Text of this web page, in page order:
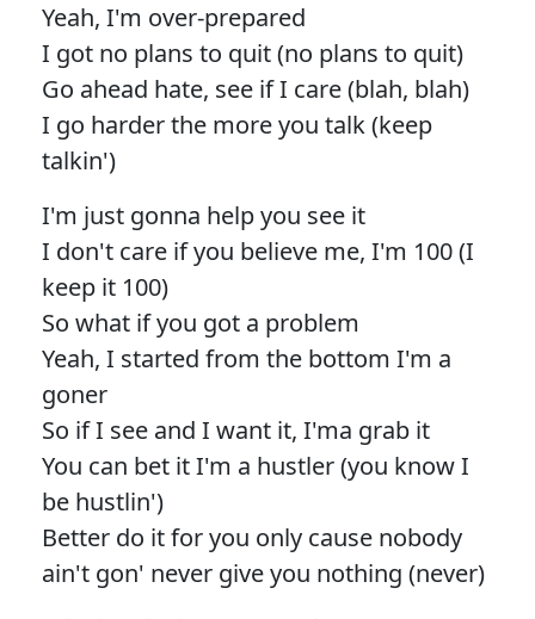
Yeah, I'm over-prepared
I got no plans to quit (no plans to quit)
Go ahead hate, see if I care (blah, blah)
I go harder the more you talk (keep
talkin')
I'm just gonna help you see it
I don't care if you believe me, I'm 100 (I
keep it 100)
So what if you got a problem
Yeah, I started from the bottom I'm a
goner
So if I see and I want it, I'ma grab it
You can bet it I'm a hustler (you know I
be hustlin')
Better do it for you only cause nobody
ain't gon' never give you nothing (never)